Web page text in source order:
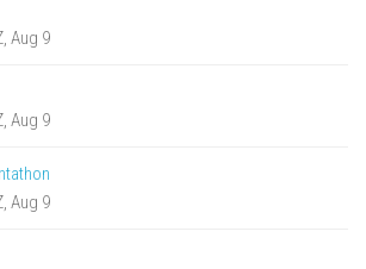
Aug 9
Aug 9
Aug 9